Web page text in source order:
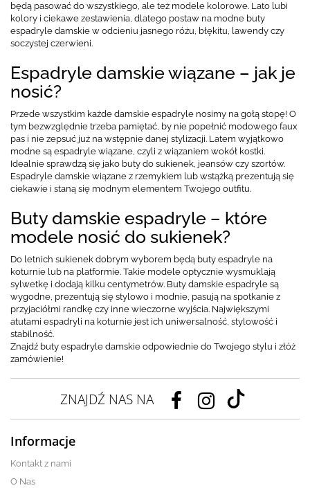
będą pasować do wszystkiego, ale też modele kolorowe. Lato lubi
kolory i ciekawe zestawienia, dlatego postaw na modne buty
espadryle damskie w odcieniu jasnego różu, błękitu, lawendy czy
soczystej czerwieni.
Espadryle damskie wiązane – jak je
nosić?
Przede wszystkim każde damskie espadryle nosimy na gołą stopę! O
tym bezwzględnie trzeba pamiętać, by nie popełnić modowego faux
pas i nie zepsuć już na wstępnie danej stylizacji. Latem wyjątkowo
modne są espadryle wiązane, czyli z wiązaniem wokół kostki.
Idealnie sprawdzą się jako buty do sukienek, jeansów czy szortów.
Espadryle damskie wiązane z rzemykiem lub wstążką prezentują się
ciekawie i staną się modnym elementem Twojego outfitu.
Buty damskie espadryle – które
modele nosić do sukienek?
Do letnich sukienek dobrym wyborem będą buty espadryle na
koturnie lub na platformie. Takie modele optycznie wysmuklają
sylwetkę i dodają kilku centymetrów. Buty damskie espadryle są
wygodne, prezentują się stylowo i modnie, pasują na spotkanie z
przyjaciółmi randkę czy inne wieczorne wyjścia. Największymi
atutami espadryli na koturnie jest ich uniwersalność, stylowość i
stabilność.
Znajdź buty espadryle damskie odpowiednie do Twojego stylu i złóż
zamówienie!
ZNAJDŹ NAS NA
Informacje
Kontakt z nami
O Nas